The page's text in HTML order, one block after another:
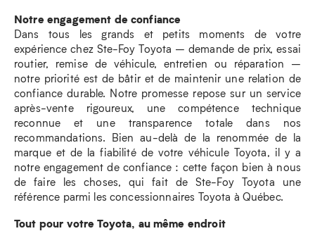
Notre engagement de confiance
Dans tous les grands et petits moments de votre
expérience chez Ste-Foy Toyota – demande de prix, essai
routier, remise de véhicule, entretien ou réparation –
notre priorité est de bâtir et de maintenir une relation de
confiance durable. Notre promesse repose sur un service
après-vente rigoureux, une compétence technique
reconnue et une transparence totale dans nos
recommandations. Bien au-delà de la renommée de la
marque et de la fiabilité de votre véhicule Toyota, il y a
notre engagement de confiance : cette façon bien à nous
de faire les choses, qui fait de Ste-Foy Toyota une
référence parmi les concessionnaires Toyota à Québec.
Tout pour votre Toyota, au même endroit